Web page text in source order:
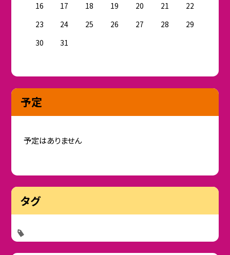
16
17 18 19 20 21
22
23
24 25 26 27 28
29
30
31
予定
予定はありません
タグ